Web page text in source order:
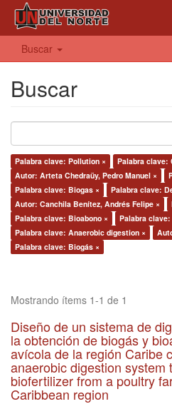
Buscar
Buscar
Palabra clave: Pollution ×
Palabra clave:
Autor: Arteta Chedraüy, Pedro Manuel ×
Palabra clave: Biogas ×
Palabra clave:
Autor: Canchila Benítez, Andrés Felipe ×
Palabra clave: Bioabono ×
Palabra
Palabra clave: Anaerobic digestion ×
Palabra clave: Biogás ×
Mostrando ítems 1-1 de 1
Diseño de un sistema de
la obtención de biogás y
avícola de la región Caribe
anaerobic digestion system
biofertilizer from a poultry
Caribbean region